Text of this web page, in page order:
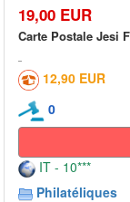
19,00 EUR
Carte Postale Jesi
12,90 EUR
0
IT - 10***
Philatéliques